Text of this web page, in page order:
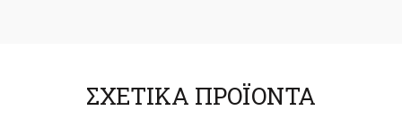
ΣΧΕΤΙΚΆ ΠΡΟΪΌΝΤΑ